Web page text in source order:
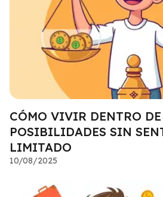
CÓMO VIVIR DENTRO
POSIBILIDADES SIN
LIMITADO
10/08/2025